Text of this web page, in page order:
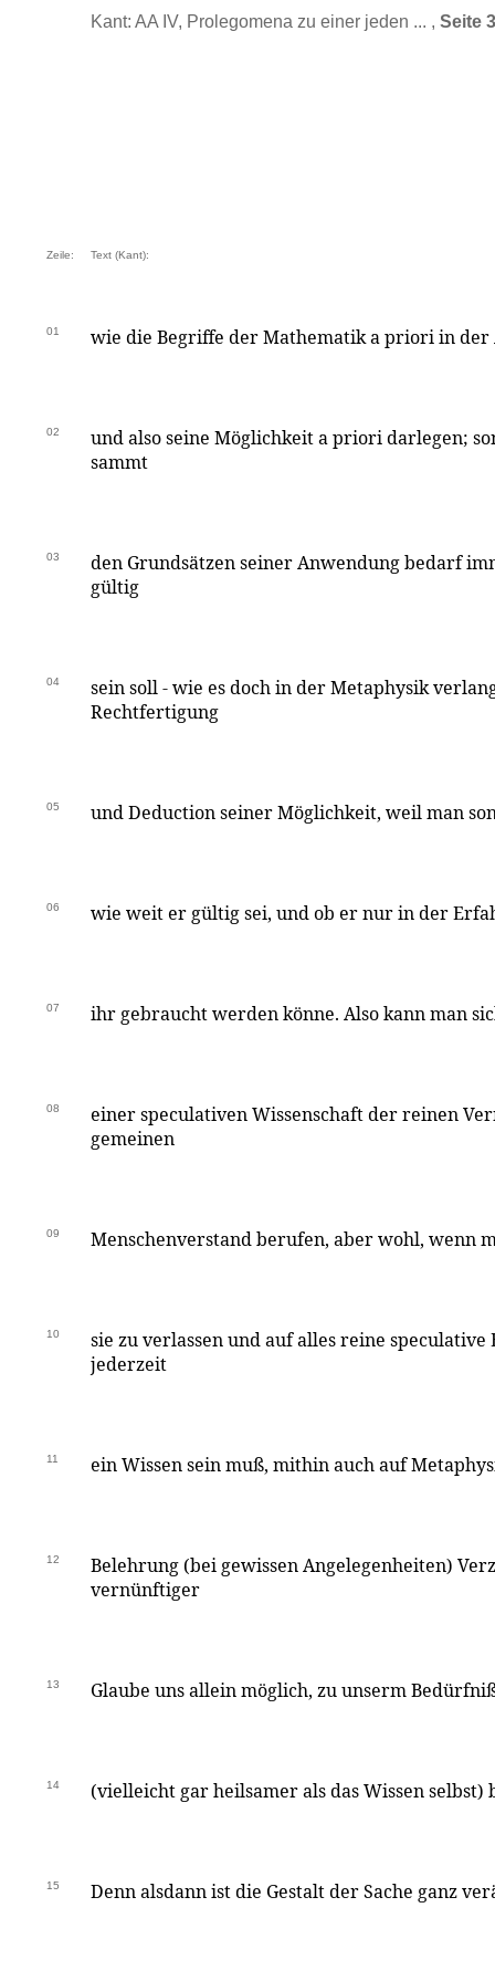
Kant: AA IV, Prolegomena zu einer jeden ... , Seite
Zeile: Text (Kant):
01 wie die Begriffe der Mathematik a priori in der
02
und also seine Möglichkeit a priori darlegen;
sammt
03
den Grundsätzen seiner Anwendung bedarf
gültig
04
sein soll - wie es doch in der Metaphysik
Rechtfertigung
05 und Deduction seiner Möglichkeit, weil man
06 wie weit er gültig sei, und ob er nur in der
07 ihr gebraucht werden könne. Also kann man
08
einer speculativen Wissenschaft der reinen
gemeinen
09 Menschenverstand berufen, aber wohl, wenn
10
sie zu verlassen und auf alles reine
jederzeit
11 ein Wissen sein muß, mithin auch auf
12
Belehrung (bei gewissen Angelegenheiten)
vernünftiger
13 Glaube uns allein möglich, zu unserm
14 (vielleicht gar heilsamer als das Wissen
15 Denn alsdann ist die Gestalt der Sache ganz